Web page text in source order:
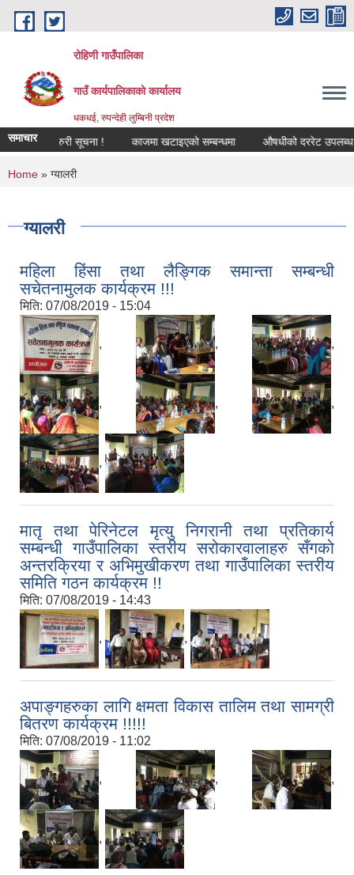
Skip to main content
रोहिणी गाउँपालिका
गाउँ कार्यपालिकाको कार्यालय
धकधई, रुपन्देही लुम्बिनी प्रदेश
समाचारजरुरी सूचना ! काजमा खटाइएको सम्बन्धमा औषधीको दररेट उपलब्ध
You are here
Home » ग्यालरी
ग्यालरी
महिला हिंसा तथा लैङ्गिक समान्ता सम्बन्धी
सचेतनामुलक कार्यक्रम !!!
मिति: 07/08/2019 - 15:04
, , ,
, , ,
,
मातृ तथा पेरिनेटल मृत्यु निगरानी तथा प्रतिकार्य
सम्बन्धी गाउँपालिका स्तरीय सरोकारवालाहरु सँगको
अन्तरक्रिया र अभिमुखीकरण तथा गाउँपालिका स्तरीय
समिति गठन कार्यक्रम !!
मिति: 07/08/2019 - 14:43
, ,
अपाङ्गहरुका लागि क्षमता विकास तालिम तथा सामग्री
बितरण कार्यक्रम !!!!!
मिति: 07/08/2019 - 11:02
, , ,
,